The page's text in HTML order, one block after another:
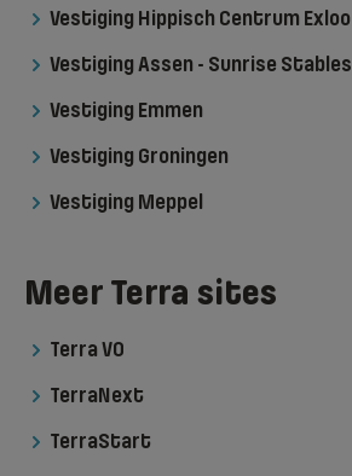
Vestiging Hippisch Centrum Exloo
Vestiging Assen - Sunrise Stables
Vestiging Emmen
Vestiging Groningen
Vestiging Meppel
Meer Terra sites
Terra VO
TerraNext
TerraStart